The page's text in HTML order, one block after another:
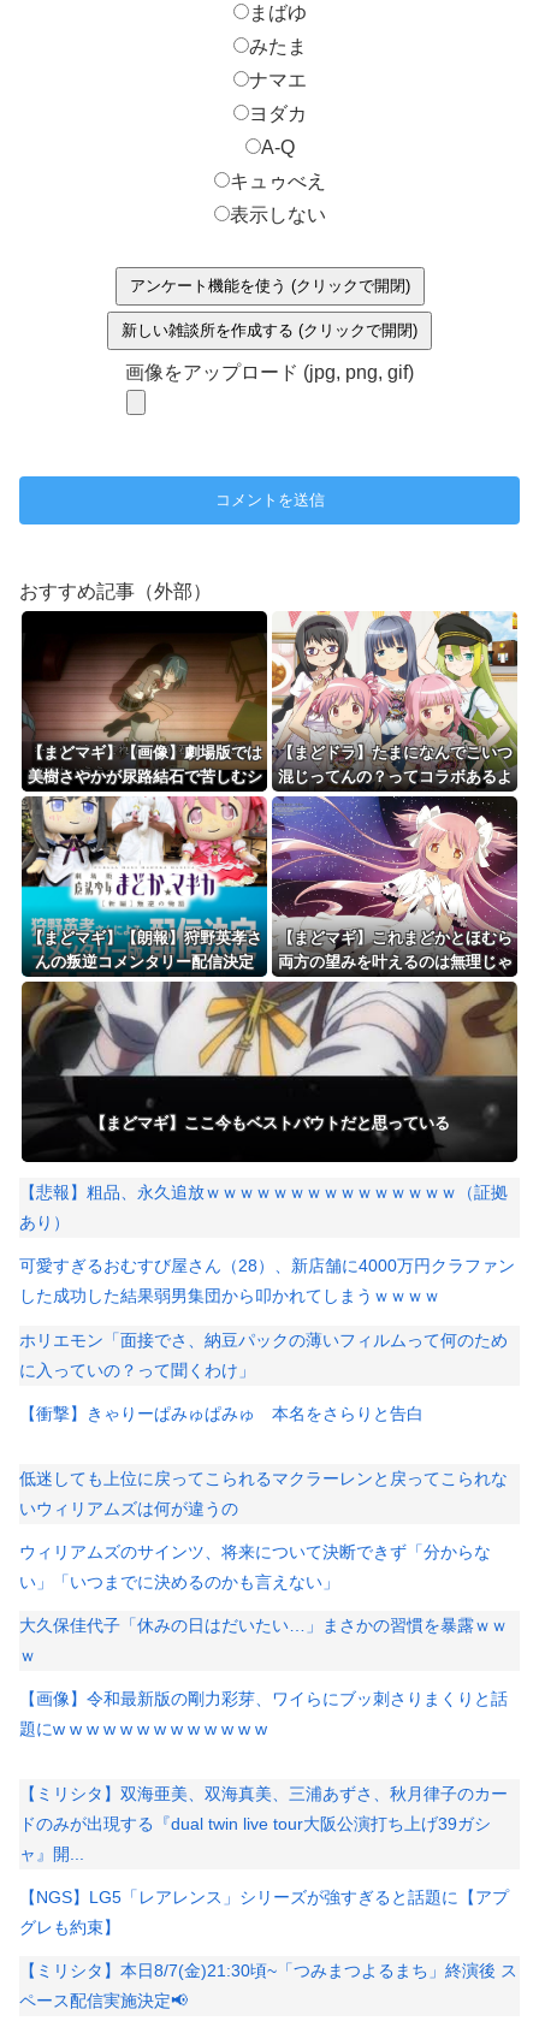
まばゆ
みたま
ナマエ
ヨダカ
A-Q
キュゥべえ
表示しない
アンケート機能を使う (クリックで開閉)
新しい雑談所を作成する (クリックで開閉)
画像をアップロード (jpg, png, gif)
おすすめ記事（外部）
【まどマギ】【画像】劇場版では
美樹さやかが尿路結石で苦しむシ
ーンが追加されたってホントです
か？
【まどドラ】たまになんでこいつ
混じってんの？ってコラボあるよ
ね
【まどマギ】【朗報】狩野英孝さ
んの叛逆コメンタリー配信決定
【まどマギ】これまどかとほむら
両方の望みを叶えるのは無理じゃ
ない？
【まどマギ】ここ今もベストバウトだと思っている
【悲報】粗品、永久追放ｗｗｗｗｗｗｗｗｗｗｗｗｗｗｗ（証拠
あり）
可愛すぎるおむすび屋さん（28）、新店舗に4000万円クラファン
した成功した結果弱男集団から叩かれてしまうｗｗｗｗ
ホリエモン「面接でさ、納豆パックの薄いフィルムって何のため
に入っていの？って聞くわけ」
【衝撃】きゃりーぱみゅぱみゅ 本名をさらりと告白
低迷しても上位に戻ってこられるマクラーレンと戻ってこられな
いウィリアムズは何が違うの
ウィリアムズのサインツ、将来について決断できず「分からな
い」「いつまでに決めるのかも言えない」
大久保佳代子「休みの日はだいたい…」まさかの習慣を暴露ｗｗ
ｗ
【画像】令和最新版の剛力彩芽、ワイらにブッ刺さりまくりと話
題にw w w w w w w w w w w w w
【ミリシタ】双海亜美、双海真美、三浦あずさ、秋月律子のカー
ドのみが出現する『dual twin live tour大阪公演打ち上げ39ガシ
ャ』開...
【NGS】LG5「レアレンス」シリーズが強すぎると話題に【アプ
グレも約束】
【ミリシタ】本日8/7(金)21:30頃~「つみまつよるまち」終演後 ス
ペース配信実施決定📢